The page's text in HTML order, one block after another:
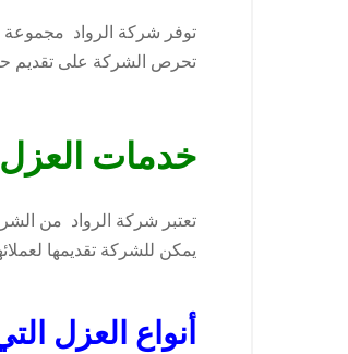
توفر شركة الرواد مجموعة
تحرص الشركة على تقديم
خدمات
تعتبر شركة الرواد من
يمكن للشركة تقديمها
أنواع العزل